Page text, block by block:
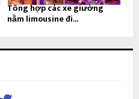
Tổng hợp các xe giường
nằm limousine đi...